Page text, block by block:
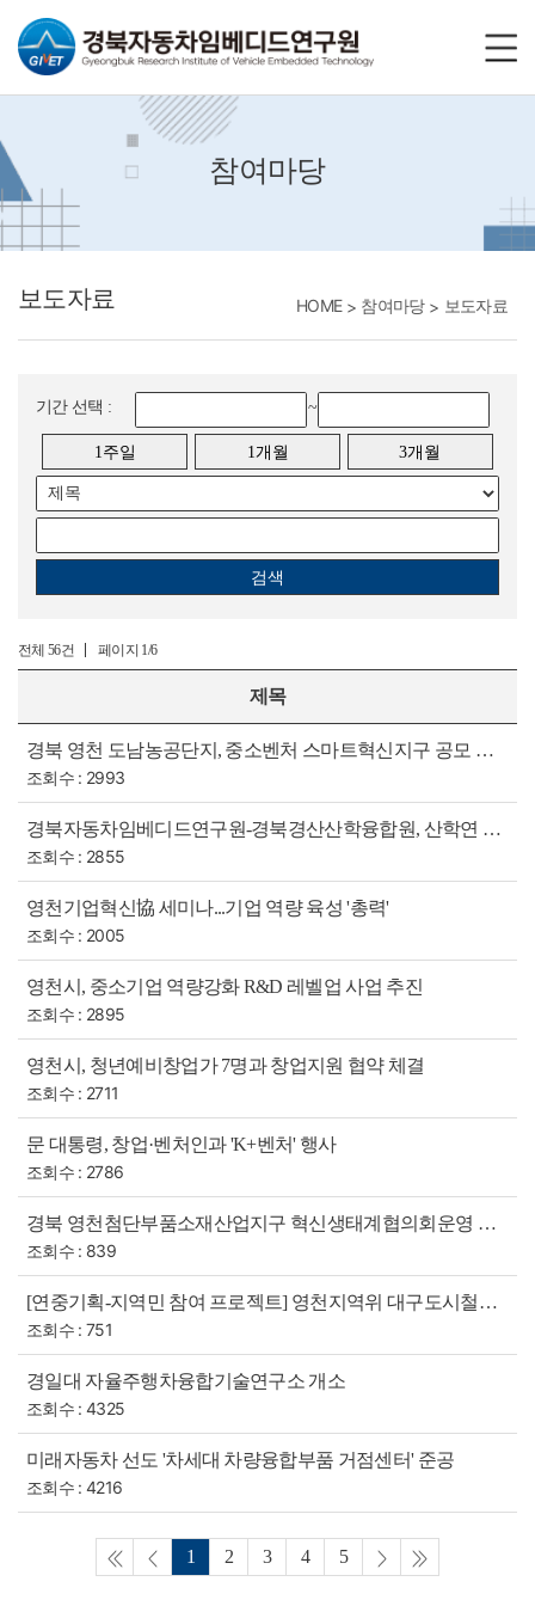
참여마당
보도자료 HOME 참여마당 보도자료
기간 선택 : ~
1주일 1개월 3개월
검색
전체 56건 페이지 1/6
제목
경북 영천 도남농공단지, 중소벤처 스마트혁신지구 공모 선정
조회수 : 2993
경북자동차임베디드연구원-경북경산산학융합원, 산학연 융합 혁신생태계 구축
조회수 : 2855
영천기업혁신協 세미나...기업 역량 육성 '총력'
조회수 : 2005
영천시, 중소기업 역량강화 R&D 레벨업 사업 추진
조회수 : 2895
영천시, 청년예비창업가 7명과 창업지원 협약 체결
조회수 : 2711
문 대통령, 창업·벤처인과 'K+벤처' 행사
조회수 : 2786
경북 영천첨단부품소재산업지구 혁신생태계협의회운영 MOU체결
조회수 : 839
[연중기획-지역민 참여 프로젝트] 영천지역위 대구도시철도 연장 십년지계 모색
조회수 : 751
경일대 자율주행차융합기술연구소 개소
조회수 : 4325
미래자동차 선도 '차세대 차량융합부품 거점센터' 준공
조회수 : 4216
1 2 3 4 5